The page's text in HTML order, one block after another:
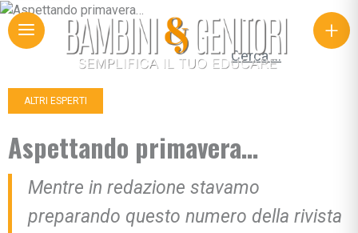
+
Ricerca per:
ALTRI ESPERTI
Aspettando primavera…
Mentre in redazione stavamo
preparando questo numero della rivista